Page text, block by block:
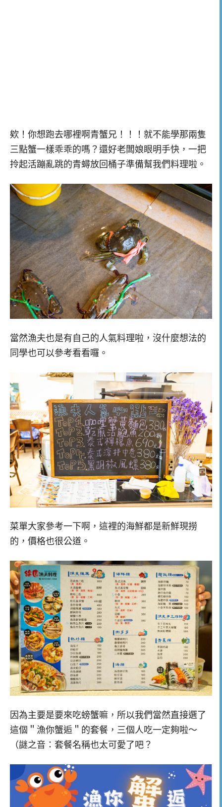
欸！你想跑去哪裡啊青蟹兄！！！就不能學那兩隻
三點蟹一樣乖乖的嗎？還好老闆娘眼明手快，一把
拎起活蹦亂跳的青蟳放回桶子準備幫我們料理啦。
當然漁夫也是有自己的人氣料理啦，沒什麼想法的
同學也可以參考看看囉。
菜單大家參考一下啊，這裡的海鮮都是新鮮現撈
的，價格也很公道。
因為主要是要來吃螃蟹嘛，所以我們當然直接選了
這個＂漁你蟹逅＂的套餐，三個人吃一定夠啦～
（謎之音：套餐名稱也太可愛了吧？